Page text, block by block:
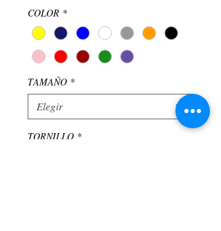
COLOR *
TAMAÑO *
Elegir
TORNILLO *